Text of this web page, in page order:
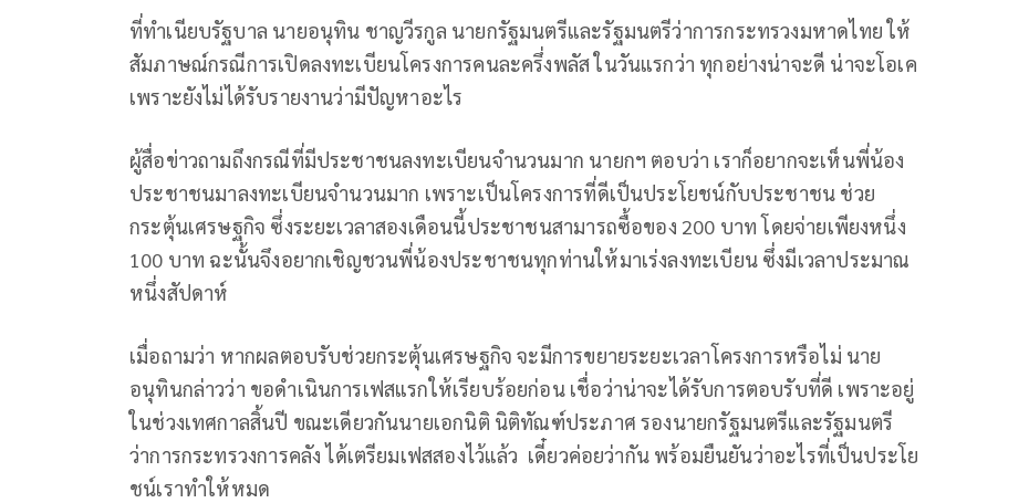
ที่ทำเนียบรัฐบาล นายอนุทิน ชาญวีรกูล นายกรัฐมนตรีและรัฐมนตรีว่าการกระทรวงมหาดไทย ให้
สัมภาษณ์กรณีการเปิดลงทะเบียนโครงการคนละครึ่งพลัส ในวันแรกว่า ทุกอย่างน่าจะดี น่าจะโอเค
เพราะยังไม่ได้รับรายงานว่ามีปัญหาอะไร
ผู้สื่อข่าวถามถึงกรณีที่มีประชาชนลงทะเบียนจํานวนมาก นายกฯ ตอบว่า เราก็อยากจะเห็นพี่น้อง
ประชาชนมาลงทะเบียนจํานวนมาก เพราะเป็นโครงการที่ดีเป็นประโยชน์กับประชาชน ช่วย
กระตุ้นเศรษฐกิจ ซึ่งระยะเวลาสองเดือนนี้ประชาชนสามารถซื้อของ 200 บาท โดยจ่ายเพียงหนึ่ง
100 บาท ฉะนั้นจึงอยากเชิญชวนพี่น้องประชาชนทุกท่านให้มาเร่งลงทะเบียน ซึ่งมีเวลาประมาณ
หนึ่งสัปดาห์
เมื่อถามว่า หากผลตอบรับช่วยกระตุ้นเศรษฐกิจ จะมีการขยายระยะเวลาโครงการหรือไม่ นาย
อนุทินกล่าวว่า ขอดำเนินการเฟสแรกให้เรียบร้อยก่อน เชื่อว่าน่าจะได้รับการตอบรับที่ดี เพราะอยู่
ในช่วงเทศกาลสิ้นปี ขณะเดียวกันนายเอกนิติ นิติทัณฑ์ประภาศ รองนายกรัฐมนตรีและรัฐมนตรี
ว่าการกระทรวงการคลัง ได้เตรียมเฟสสองไว้แล้ว เดี๋ยวค่อยว่ากัน พร้อมยืนยันว่าอะไรที่เป็นประโย
ชน์เราทําให้หมด